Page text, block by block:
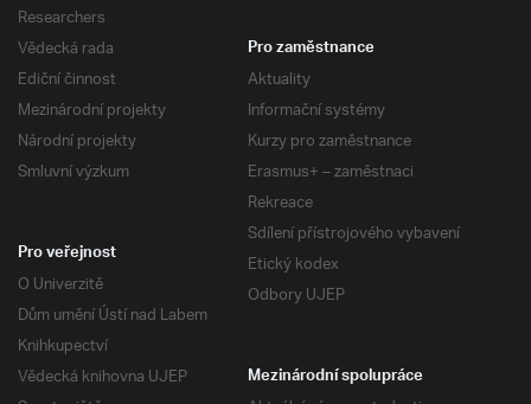
Researchers
Vědecká rada
Ediční činnost
Mezinárodní projekty
Národní projekty
Smluvní výzkum
Pro zaměstnance
Aktuality
Informační systémy
Kurzy pro zaměstnance
Erasmus+ – zaměstnaci
Rekreace
Sdílení přístrojového vybavení
Etický kodex
Odbory UJEP
Pro veřejnost
O Univerzitě
Dům umění Ústí nad Labem
Knihkupectví
Vědecká knihovna UJEP
Mezinárodní spolupráce